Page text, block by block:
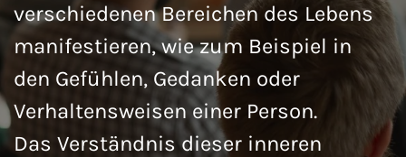
verschiedenen Bereichen des Lebens
manifestieren, wie zum Beispiel in
den Gefühlen, Gedanken oder
Verhaltensweisen einer Person.
Das Verständnis dieser inneren